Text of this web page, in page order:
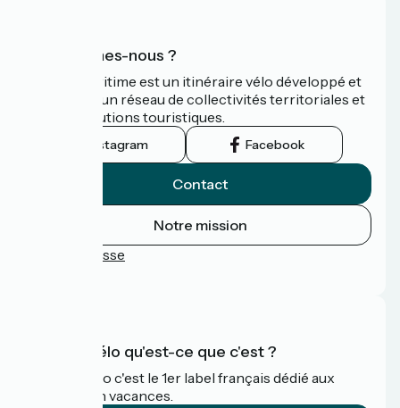
Qui sommes-nous ?
La Vélomaritime est un itinéraire vélo développé et
promu par un réseau de collectivités territoriales et
leurs institutions touristiques.
Instagram Facebook
Contact
Notre mission
Espace Presse
Accueil Vélo qu'est-ce que c'est ?
Accueil Vélo c'est le 1er label français dédié aux
cyclistes en vacances.